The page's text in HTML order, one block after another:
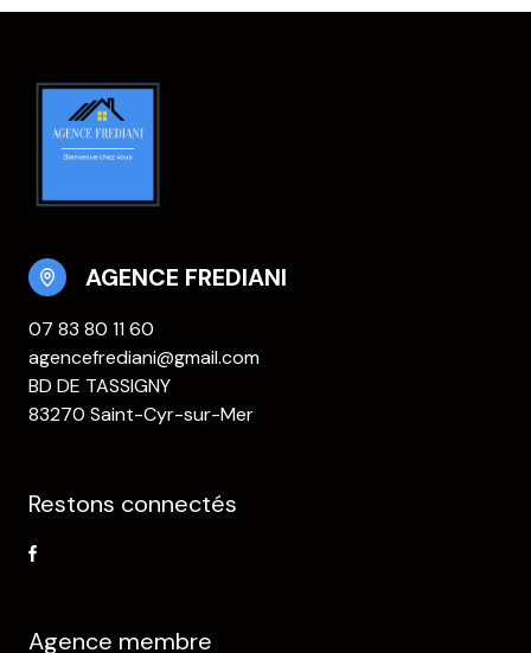
AGENCE FREDIANI
07 83 80 11 60
agencefrediani@gmail.com
BD DE TASSIGNY
83270 Saint-Cyr-sur-Mer
Restons connectés
Agence membre